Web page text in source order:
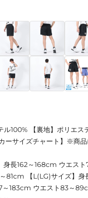
ル100% 【裏地】ポリエス
ーサイズチャート】※商
身長162～168cm ウエス
81cm 【L(LG)サイズ】
～183cm ウエスト83～